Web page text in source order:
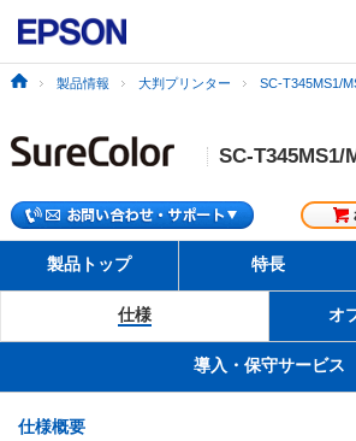
製品情報 大判プリンター SC-T345MS1/
SC-T345MS1/
製品トップ 特長
仕様 オ
導入・保守サービス
仕様概要